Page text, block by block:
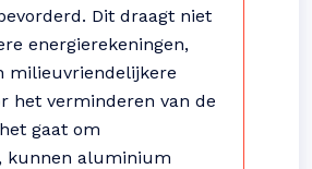
Dit draagt niet
energierekeningen,
milieuvriendelijkere
het verminderen van de
gaat om
kunnen aluminium